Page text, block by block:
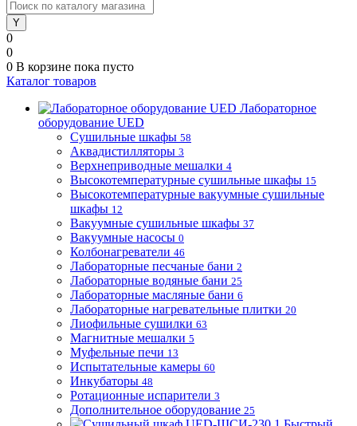
0
0
0 В корзине пока пусто
Каталог товаров
Лабораторное
оборудование UED
Сушильные шкафы 58
Аквадистилляторы 3
Верхнеприводные мешалки 4
Высокотемпературные сушильные шкафы 15
Высокотемпературные вакуумные сушильные
шкафы 12
Вакуумные сушильные шкафы 37
Вакуумные насосы 0
Колбонагреватели 46
Лабораторные песчаные бани 2
Лабораторные водяные бани 25
Лабораторные масляные бани 6
Лабораторные нагревательные плитки 20
Лиофильные сушилки 63
Магнитные мешалки 5
Муфельные печи 13
Испытательные камеры 60
Инкубаторы 48
Ротационные испарители 3
Дополнительное оборудование 25